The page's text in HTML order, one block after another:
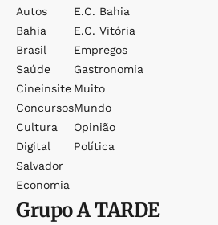
Autos
Bahia
Brasil
Saúde
Cineinsite
Concursos
Cultura
Digital
Salvador
Economia
E.c. Bahia
E.c. Vitória
Empregos
Gastronomia
Muito
Mundo
Opinião
Política
GrupoA TARDE